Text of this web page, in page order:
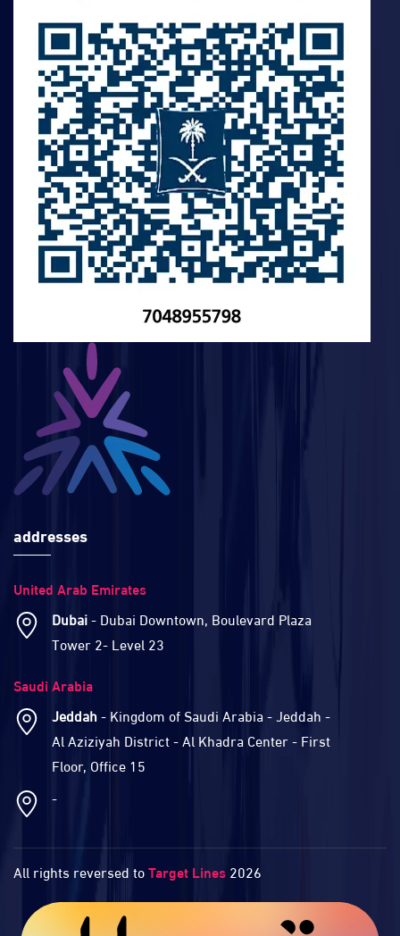
addresses
United Arab Emirates
Dubai- Dubai Downtown, Boulevard Plaza
Tower 2- Level 23
Saudi Arabia
Jeddah- Kingdom of Saudi Arabia - Jeddah -
Al Aziziyah District - Al Khadra Center - First
Floor, Office 15
-
All rights reversed toTarget Lines 2026